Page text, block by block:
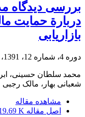
بررسی
دربارة حمایت
بازاریابی
دوره 4، شماره 12، 1391، صفحه
محمد سلطان حسینی،
شعبانی بهار، مالک رجبی
مشاهده مقاله
اصل مقاله K